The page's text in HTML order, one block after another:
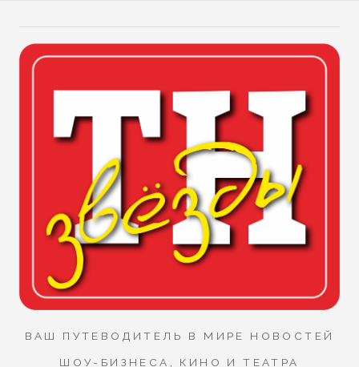
ВАШ ПУТЕВОДИТЕЛЬ В МИРЕ НОВОСТЕЙ
ШОУ-БИЗНЕСА, КИНО И ТЕАТРА